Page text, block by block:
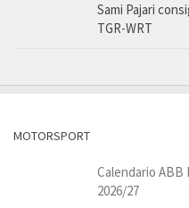
Sami Pajari
TGR-WRT
MOTORSPORT
Calendario ABB
2026/27